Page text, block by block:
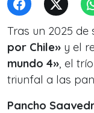
Tras un 2025 de
por Chile» y el
mundo 4», el
triunfal a las
Pancho